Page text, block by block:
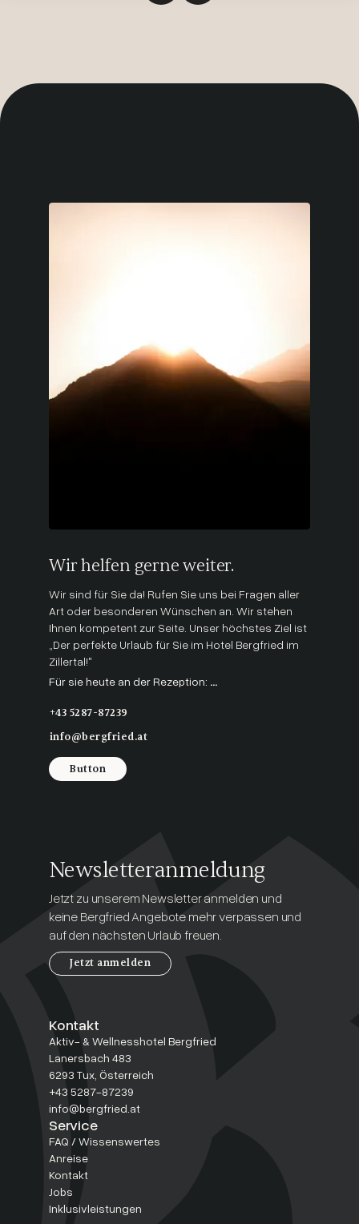
Wir helfen gerne weiter.
Wir sind für Sie da! Rufen Sie uns bei Fragen aller
Art oder besonderen Wünschen an. Wir stehen
Ihnen kompetent zur Seite. Unser höchstes Ziel ist
„Der perfekte Urlaub für Sie im Hotel Bergfried im
Zillertal!"
Für sie heute an der Rezeption: ...
+43 5287-87239
info@bergfried.at
Button
Newsletteranmeldung
Jetzt zu unserem Newsletter anmelden und
keine Bergfried Angebote mehr verpassen und
auf den nächsten Urlaub freuen.
Jetzt anmelden
Kontakt
Aktiv- & Wellnesshotel Bergfried
Lanersbach 483
6293 Tux, Österreich
+43 5287-87239
info@bergfried.at
Service
FAQ / Wissenswertes
Anreise
Kontakt
Jobs
Inklusivleistungen